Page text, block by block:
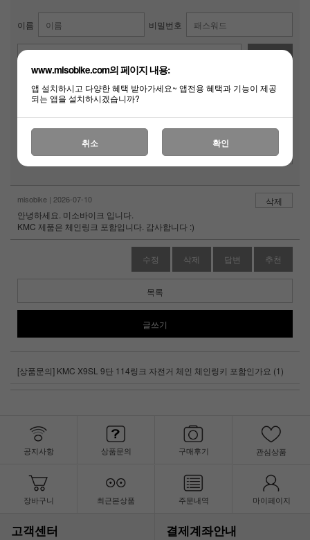
이름 비밀번호
자동입력방지 프로그램
인증키 보기
인증키 입력
misobike | 2026-07-10
삭제
안녕하세요. 미소바이크 입니다.
KMC 제품은 체인링크 포함입니다. 감사합니다 :)
수정 삭제 답변 추천
목록
글쓰기
[상품문의] KMC X9SL 9단 114링크 자전거 체인 체인링키 포함인가요 (1)
공지사항 상품문의 구매후기 관심상품
장바구니 최근본상품 주문내역 마이페이지
고객센터 결제계좌안내
www.misobike.com의 페이지 내용:
앱 설치하시고 다양한 혜택 받아가세요~ 앱전용 혜택과 기능이 제공
되는 앱을 설치하시겠습니까?
취소 확인